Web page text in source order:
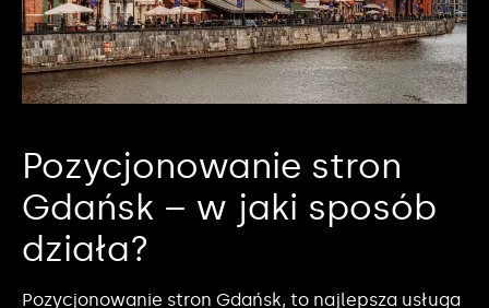
Pozycjonowanie stron
Gdańsk – w jaki sposób
działa?
Pozycjonowanie stron Gdańsk, to najlepsza usługa